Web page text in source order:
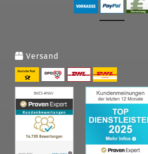
Versand